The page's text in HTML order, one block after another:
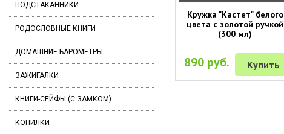
ПОДСТАКАННИКИ
РОДОСЛОВНЫЕ КНИГИ
ДОМАШНИЕ БАРОМЕТРЫ
ЗАЖИГАЛКИ
КНИГИ-СЕЙФЫ (С ЗАМКОМ)
КОПИЛКИ
Кружка "Кастет" белого
цвета с золотой ручкой
(300 мл)
890 руб. Купить